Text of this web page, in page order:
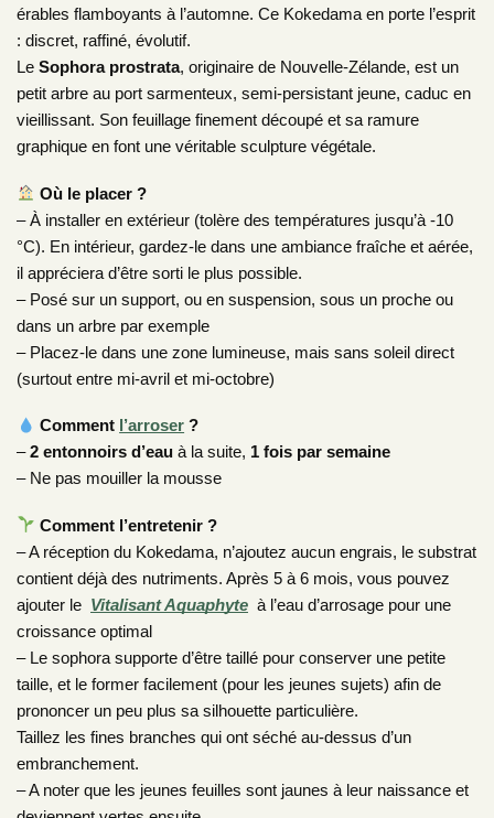
érables flamboyants à l’automne. Ce Kokedama en porte l’esprit
: discret, raffiné, évolutif.
Le Sophora prostrata, originaire de Nouvelle-Zélande, est un
petit arbre au port sarmenteux, semi-persistant jeune, caduc en
vieillissant. Son feuillage finement découpé et sa ramure
graphique en font une véritable sculpture végétale.
Où le placer ?
– À installer en extérieur (tolère des températures jusqu’à -10
°C). En intérieur, gardez-le dans une ambiance fraîche et aérée,
il appréciera d’être sorti le plus possible.
– Posé sur un support, ou en suspension, sous un proche ou
dans un arbre par exemple
– Placez-le dans une zone lumineuse, mais sans soleil direct
(surtout entre mi-avril et mi-octobre)
Comment l’arroser ?
–2 entonnoirs d’eau à la suite, 1 fois par semaine
– Ne pas mouiller la mousse
Comment l’entretenir ?
– A réception du Kokedama, n’ajoutez aucun engrais, le substrat
contient déjà des nutriments. Après 5 à 6 mois, vous pouvez
ajouter le Vitalisant Aquaphyte à l’eau d’arrosage pour une
croissance optimal
– Le sophora supporte d’être taillé pour conserver une petite
taille, et le former facilement (pour les jeunes sujets) afin de
prononcer un peu plus sa silhouette particulière.
Taillez les fines branches qui ont séché au-dessus d’un
embranchement.
– A noter que les jeunes feuilles sont jaunes à leur naissance et